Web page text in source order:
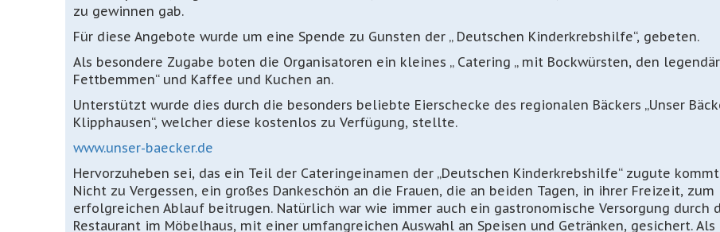
zu gewinnen gab.
Für diese Angebote wurde um eine Spende zu Gunsten der „ Deutschen Kinderkrebshilfe“, gebeten.
Als besondere Zugabe boten die Organisatoren ein kleines „ Catering „ mit Bockwürsten, den
Fettbemmen“ und Kaffee und Kuchen an.
Unterstützt wurde dies durch die besonders beliebte Eierschecke des regionalen Bäckers „Unser
Klipphausen“, welcher diese kostenlos zu Verfügung, stellte.
www.unser-baecker.de
Hervorzuheben sei, das ein Teil der Cateringeinamen der „Deutschen Kinderkrebshilfe“ zugute
Nicht zu Vergessen, ein großes Dankeschön an die Frauen, die an beiden Tagen, in ihrer Freizeit, zum
erfolgreichen Ablauf beitrugen. Natürlich war wie immer auch ein gastronomische Versorgung durch
Restaurant im Möbelhaus, mit einer umfangreichen Auswahl an Speisen und Getränken, gesichert. Als